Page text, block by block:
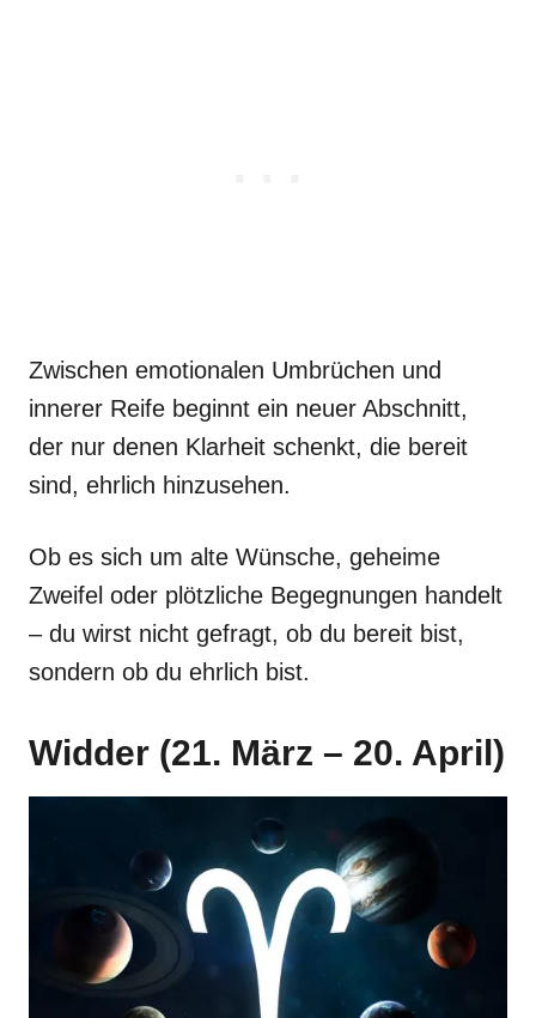
Zwischen emotionalen Umbrüchen und
innerer Reife beginnt ein neuer Abschnitt,
der nur denen Klarheit schenkt, die bereit
sind, ehrlich hinzusehen.
Ob es sich um alte Wünsche, geheime
Zweifel oder plötzliche Begegnungen handelt
– du wirst nicht gefragt, ob du bereit bist,
sondern ob du ehrlich bist.
Widder (21. März – 20. April)